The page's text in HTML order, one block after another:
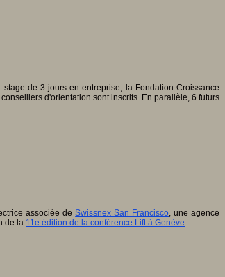
de 3 jours en entreprise, la Fondation Croissance
d'orientation sont inscrits. En parallèle, 6 futurs
associée deSwissnex San Francisco, une agence
de la 11e édition de la conférence Lift à Genève.